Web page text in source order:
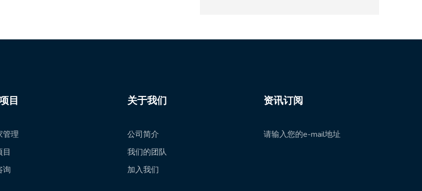
目
管理
询
关于我们
公司简介
我们的团队
加入我们
资讯订阅
请输入您的e-mail地址